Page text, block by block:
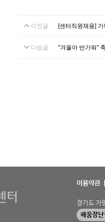
이전글 [센터직원채용]
다음글 "겨울아 반가워"
이용약관
경기도
해움장